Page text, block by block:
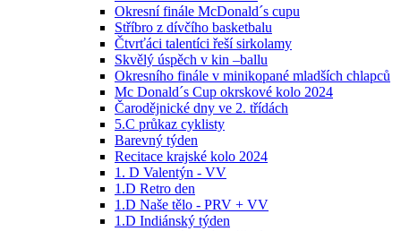
Okresní finále McDonald´s cupu
Stříbro z dívčího basketbalu
Čtvrťáci talentíci řeší sirkolamy
Skvělý úspěch v kin –ballu
Okresního finále v minikopané mladších chlapců
Mc Donald´s Cup okrskové kolo 2024
Čarodějnické dny ve 2. třídách
5.C průkaz cyklisty
Barevný týden
Recitace krajské kolo 2024
1. D Valentýn - VV
1.D Retro den
1.D Naše tělo - PRV + VV
1.D Indiánský týden